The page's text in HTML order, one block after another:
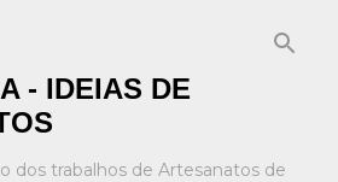
- IDEIAS DE
dos trabalhos de Artesanatos de